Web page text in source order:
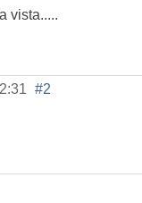
vista.....
#2